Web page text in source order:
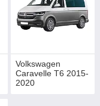
Volkswagen
Caravelle T6 2015-
2020